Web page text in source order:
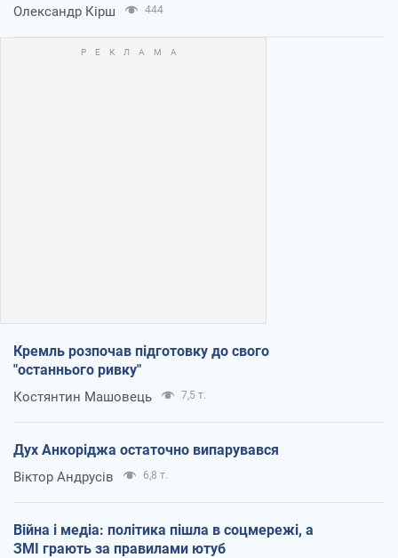
Олександр Кірш 444
Кремль розпочав підготовку до свого
"останнього ривку"
Костянтин Машовець 7,5 т.
Дух Анкоріджа остаточно випарувався
Віктор Андрусів 6,8 т.
Війна і медіа: політика пішла в соцмережі, а
ЗМІ грають за правилами ютуб